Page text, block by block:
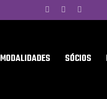
MODALIDADES SÓCIOS